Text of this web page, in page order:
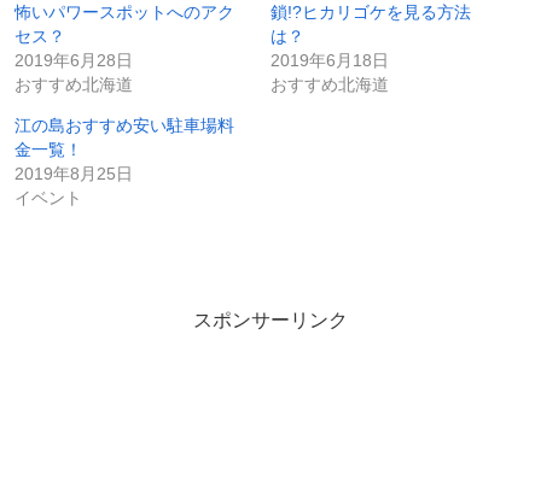
怖いパワースポットへのアク
セス？
2019年6月28日
おすすめ北海道
鎖!?ヒカリゴケを見る方法
は？
2019年6月18日
おすすめ北海道
江の島おすすめ安い駐車場料
金一覧！
2019年8月25日
イベント
スポンサーリンク